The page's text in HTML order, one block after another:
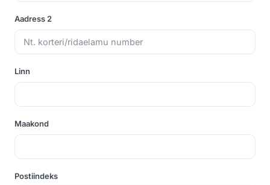
Aadress 2
Linn
Maakond
Postiindeks